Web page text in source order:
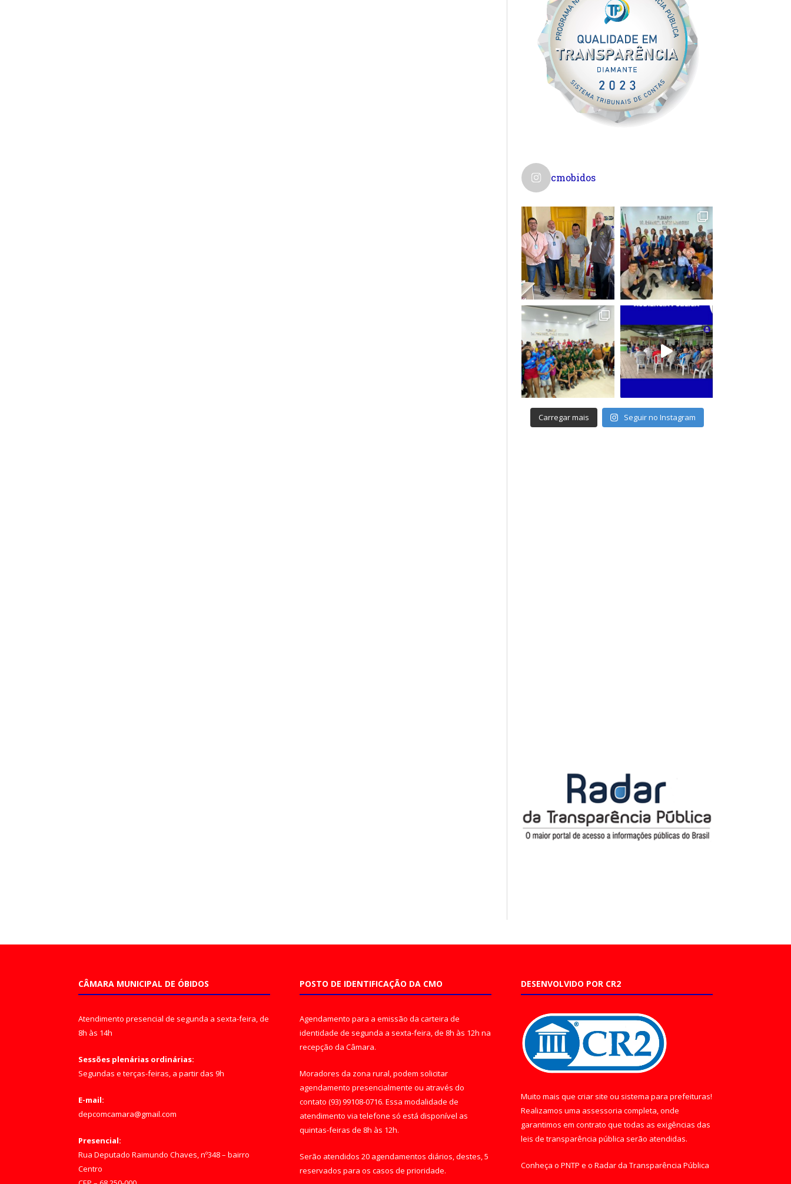
cmobidos
Carregar mais Seguir no Instagram
CÂMARA MUNICIPAL DE ÓBIDOS
Atendimento presencial de segunda a sexta-feira, de
8h às 14h
Sessões plenárias ordinárias:
Segundas e terças-feiras, a partir das 9h
E-mail:
depcomcamara@gmail.com
Presencial:
Rua Deputado Raimundo Chaves, nº348 – bairro
Centro
POSTO DE IDENTIFICAÇÃO DA CMO
Agendamento para a emissão da carteira de
identidade de segunda a sexta-feira, de 8h às 12h na
recepção da Câmara.
Moradores da zona rural, podem solicitar
agendamento presencialmente ou através do
contato (93) 99108-0716. Essa modalidade de
atendimento via telefone só está disponível as
quintas-feiras de 8h às 12h.
Serão atendidos 20 agendamentos diários, destes, 5
reservados para os casos de prioridade.
DESENVOLVIDO POR CR2
Muito mais que criar site ou sistema para prefeituras!
Realizamos uma assessoria completa, onde
garantimos em contrato que todas as exigências das
leis de transparência pública serão atendidas.
Conheça o PNTP e o Radar da Transparência Pública